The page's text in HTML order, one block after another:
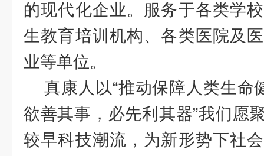
的现代化企业。服务于各类学
生教育培训机构、各类医院及
业等单位。
真康人以“推动保障人类生命
欲善其事，必先利其器”我们愿
较早科技潮流，为新形势下社